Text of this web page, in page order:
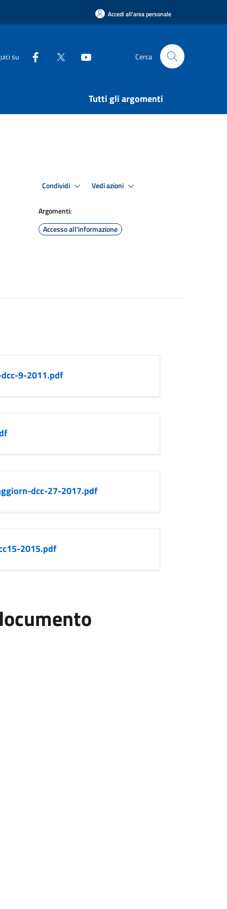
Accedi all'area personale
su Cerca
Tutti gli argomenti
Condividi Vedi azioni
Argomenti:
Accesso all'informazione
9-2011.pdf
dcc-27-2017.pdf
2015.pdf